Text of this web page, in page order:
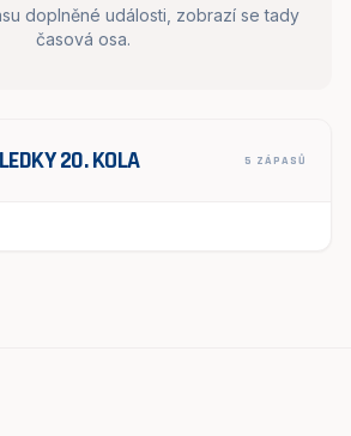
doplněné události, zobrazí se tady
časová osa.
20. KOLA 5 ZÁPASŮ